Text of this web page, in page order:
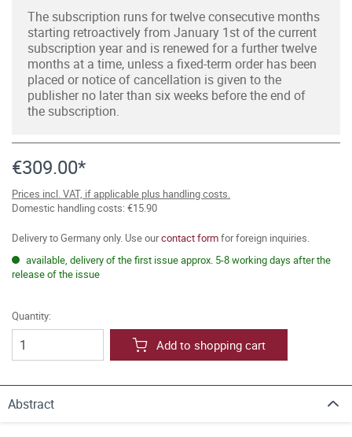
The subscription runs for twelve consecutive months
starting retroactively from January 1st of the current
subscription year and is renewed for a further twelve
months at a time, unless a fixed-term order has been
placed or notice of cancellation is given to the
publisher no later than six weeks before the end of
the subscription.
€309.00*
Prices incl. VAT, if applicable plus handling costs.
Domestic handling costs: €15.90
Delivery to Germany only. Use ourcontact formfor foreign inquiries.
available, delivery of the first issue approx. 5-8 working days after the
release of the issue
Quantity:
Add to shopping cart
Abstract